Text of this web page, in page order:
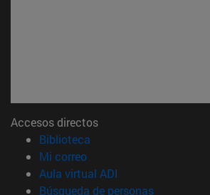
Accesos directos
Biblioteca
Mi correo(abre en nueva ventana)
Aula virtual ADI
Búsqueda de personas(abre en